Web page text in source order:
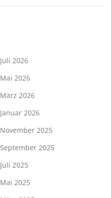
Juli 2026
Mai 2026
März 2026
Januar 2026
November 2025
September 2025
Juli 2025
Mai 2025